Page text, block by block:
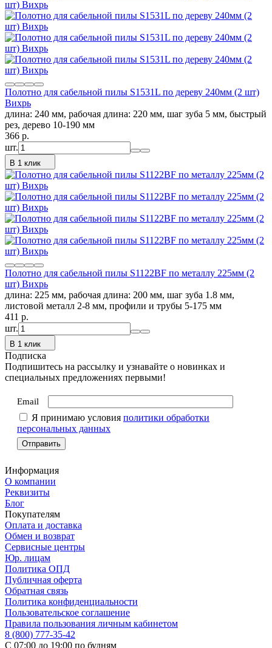
Полотно для сабельной пилы S1531L по дереву 240мм (2 шт)
Вихрь
длина: 240 мм, рабочая длина: 220 мм, шаг зуба 5 мм, быстрый
рез, дерево 10-190 мм
366 p.
шт.
В 1 клик
Полотно для сабельной пилы S1122BF по металлу 225мм (2
шт) Вихрь
длина: 225 мм, рабочая длина: 200 мм, шаг зуба 1.8 мм,
листовой металл 2-8 мм, профили и трубы 5-175 мм
411 p.
шт.
В 1 клик
Подписка
Подпишитесь на рассылку и узнавайте о новинках и
специальных предложениях первыми!
Email
Я принимаю условия политики обработки
персональных данных
Информация
О компании
Реквизиты
Блог
Покупателям
Оплата и доставка
Обмен и возврат
Сервисные центры
Юр. лицам
Политика ОПД
Публичная оферта
Обратная связь
Политика конфиденциальности
Пользовательское соглашение
Правила пользования личным кабинетом
8 (800) 777-35-42
С 07:00 до 19:00 по будням